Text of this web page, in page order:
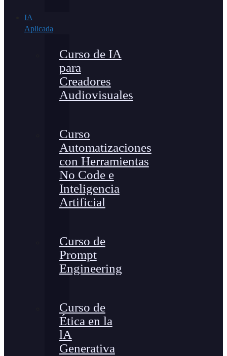
IA
Aplicada
Curso de IA
para
Creadores
Audiovisuales
Curso
Automatizaciones
con Herramientas
No Code e
Inteligencia
Artificial
Curso de
Prompt
Engineering
Curso de
Ética en la
lA
Generativa